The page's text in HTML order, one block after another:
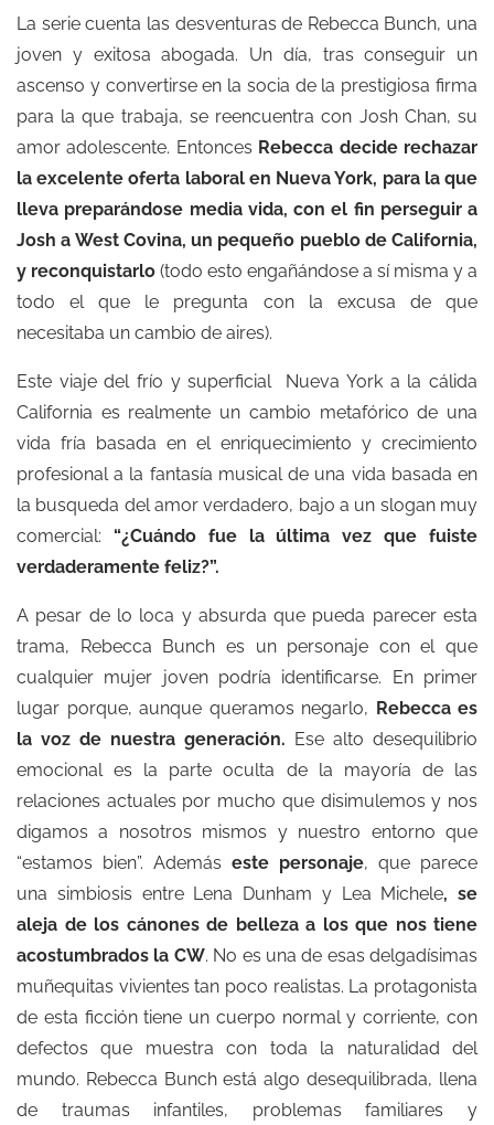
La serie cuenta las desventuras de Rebecca Bunch, una
joven y exitosa abogada. Un día, tras conseguir un
ascenso y convertirse en la socia de la prestigiosa firma
para la que trabaja, se reencuentra con Josh Chan, su
amor adolescente. Entonces Rebecca decide rechazar
la excelente oferta laboral en Nueva York, para la que
lleva preparándose media vida, con el fin perseguir a
Josh a West Covina, un pequeño pueblo de California,
y reconquistarlo (todo esto engañándose a sí misma y a
todo el que le pregunta con la excusa de que
necesitaba un cambio de aires).
Este viaje del frío y superficial Nueva York a la cálida
California es realmente un cambio metafórico de una
vida fría basada en el enriquecimiento y crecimiento
profesional a la fantasía musical de una vida basada en
la busqueda del amor verdadero, bajo a un slogan muy
comercial: “¿Cuándo fue la última vez que fuiste
verdaderamente feliz?”.
A pesar de lo loca y absurda que pueda parecer esta
trama, Rebecca Bunch es un personaje con el que
cualquier mujer joven podría identificarse. En primer
lugar porque, aunque queramos negarlo, Rebecca es
la voz de nuestra generación. Ese alto desequilibrio
emocional es la parte oculta de la mayoría de las
relaciones actuales por mucho que disimulemos y nos
digamos a nosotros mismos y nuestro entorno que
“estamos bien”. Además este personaje, que parece
una simbiosis entre Lena Dunham y Lea Michele, se
aleja de los cánones de belleza a los que nos tiene
acostumbrados la CW. No es una de esas delgadísimas
muñequitas vivientes tan poco realistas. La protagonista
de esta ficción tiene un cuerpo normal y corriente, con
defectos que muestra con toda la naturalidad del
mundo. Rebecca Bunch está algo desequilibrada, llena
de traumas infantiles, problemas familiares y